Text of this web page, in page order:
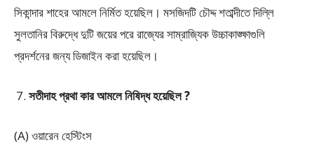
সিকান্দার শাহের আমলে নির্মিত হয়েছিল। মসজিদটি চৌদ্দ শতাব্দীতে দিল্লি
সুলতানির বিরুদ্ধে দুটি জয়ের পরে রাজ্যের সাম্রাজ্যিক উচ্চাকাঙ্ক্ষাগুলি
প্রদর্শনের জন্য ডিজাইন করা হয়েছিল।
সতীদাহ প্রথা কার আমলে নিষিদ্ধ হয়েছিল ?
(A) ওয়ারেন হেস্টিংস